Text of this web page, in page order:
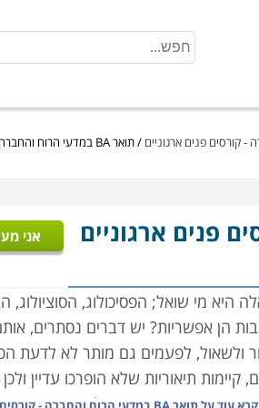
/תואר BA במדעי הרוח והחברה - קורסים פנים ארגוניים בצפון
פנים ארגוניים
אני
מי שואל; הפסיכולוג, הסוציולוג,
הן אפשריות? יש דברים נסתרים,
ולשאול, לפעמים גם מותר לא לדעת
תיאוריות שלא הופרכו עדיין